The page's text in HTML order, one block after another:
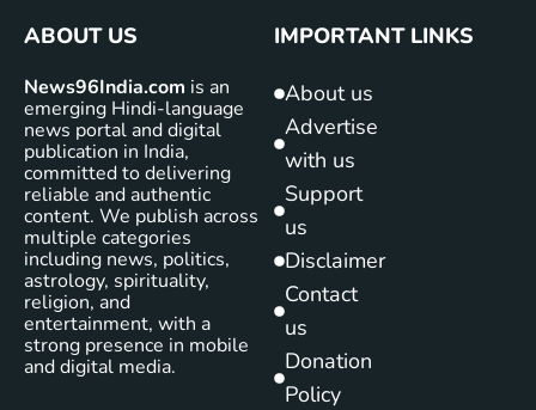
ABOUT US
News96India.com is an
emerging Hindi-language
news portal and digital
publication in India,
committed to delivering
reliable and authentic
content. We publish across
multiple categories
including news, politics,
astrology, spirituality,
religion, and
entertainment, with a
strong presence in mobile
and digital media.
IMPORTANT LINKS
About us
Advertise
with us
Support
us
Disclaimer
Contact
us
Donation
Policy